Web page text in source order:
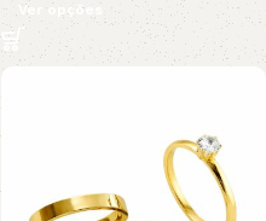
Ver opções